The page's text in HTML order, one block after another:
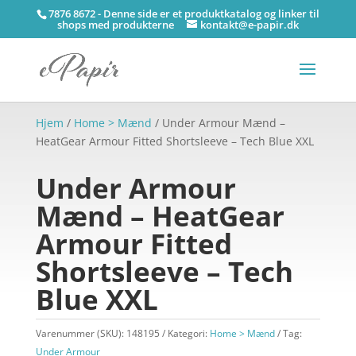
7876 8672 - Denne side er et produktkatalog og linker til
shops med produkterne kontakt@e-papir.dk
Hjem / Home > Mænd / Under Armour Mænd –
HeatGear Armour Fitted Shortsleeve – Tech Blue XXL
Under Armour
Mænd – HeatGear
Armour Fitted
Shortsleeve – Tech
Blue XXL
Varenummer (SKU): 148195 Kategori: Home > Mænd
Tag:
Under Armour